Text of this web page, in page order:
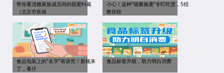
带你看清糖家族成员间的甜蜜纠葛
（北京市疾病
小心！这种“细菌偷袭”专盯吃货，5招
教你轻
食品包装上的“名字”有讲究！新规来
了，看仔
食品标签升级，助力明白消费